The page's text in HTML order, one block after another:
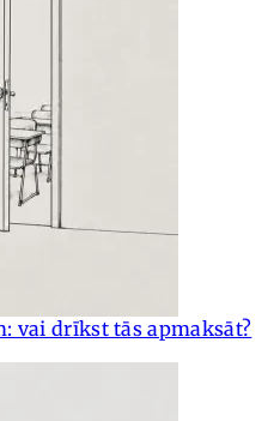
vai drīkst tās apmaksāt?